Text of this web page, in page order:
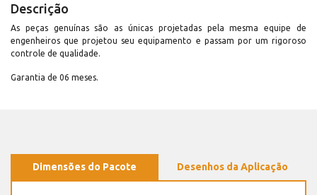
Descrição
As peças genuínas são as únicas projetadas pela mesma equipe de
engenheiros que projetou seu equipamento e passam por um rigoroso
controle de qualidade.
Garantia de 06 meses.
Dimensões do Pacote Desenhos da Aplicação